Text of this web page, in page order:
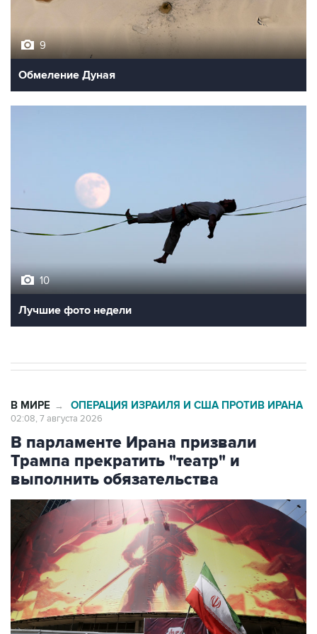
9
Обмеление Дуная
10
Лучшие фото недели
В МИРЕ → ОПЕРАЦИЯ ИЗРАИЛЯ И США ПРОТИВ ИРАНА
02:08, 7 августа 2026
В парламенте Ирана призвали
Трампа прекратить "театр" и
выполнить обязательства